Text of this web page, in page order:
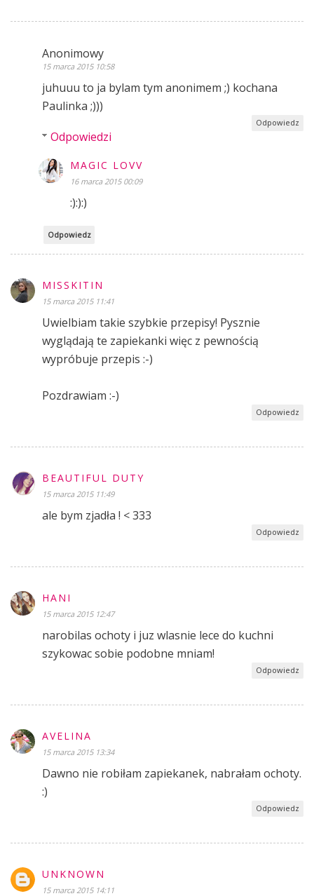
Anonimowy
15 marca 2015 10:58
juhuuu to ja bylam tym anonimem ;) kochana
Paulinka ;)))
Odpowiedz
Odpowiedzi
MAGIC LOVV
16 marca 2015 00:09
:):):)
Odpowiedz
MISSKITIN
15 marca 2015 11:41
Uwielbiam takie szybkie przepisy! Pysznie
wyglądają te zapiekanki więc z pewnością
wypróbuje przepis :-)
Pozdrawiam :-)
Odpowiedz
BEAUTIFUL DUTY
15 marca 2015 11:49
ale bym zjadła ! < 333
Odpowiedz
HANI
15 marca 2015 12:47
narobilas ochoty i juz wlasnie lece do kuchni
szykowac sobie podobne mniam!
Odpowiedz
AVELINA
15 marca 2015 13:34
Dawno nie robiłam zapiekanek, nabrałam ochoty.
:)
Odpowiedz
UNKNOWN
15 marca 2015 14:11